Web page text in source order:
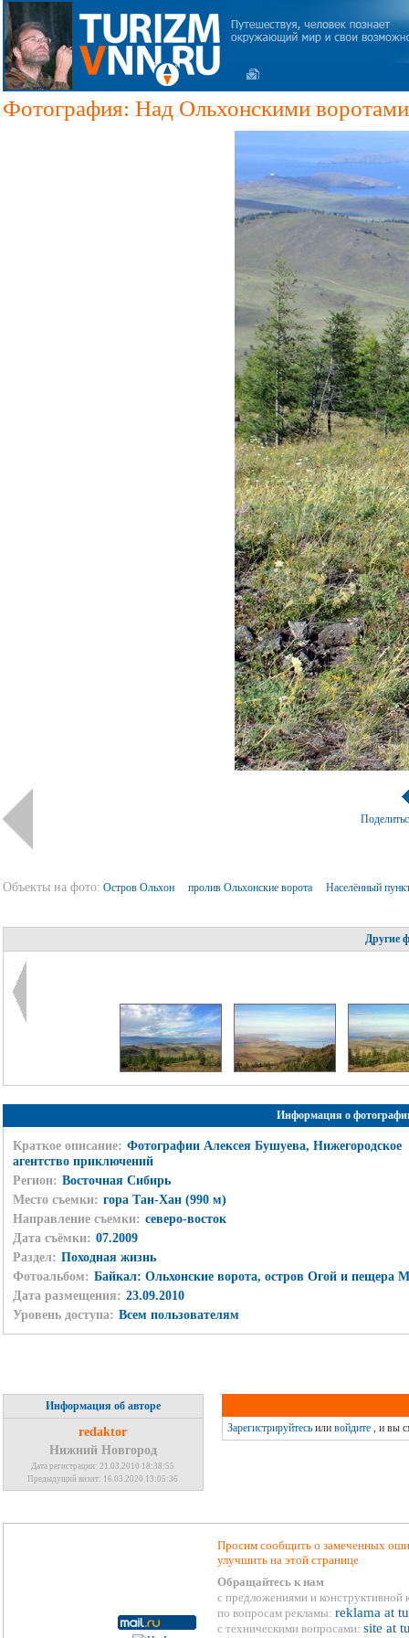
Фотография: Над Ольхонскими воротами
Объекты на фото: Остров Ольхон пролив Ольхонские ворота Населённый
Другие
Информация о
Краткое описание: Фотографии Алексея Бушуева, Нижегородское
агентство приключений
Регион: Восточная Сибирь
Место съемки: гора Тан-Хан (990 м)
Направление съемки: северо-восток
Дата съёмки: 07.2009
Раздел: Походная жизнь
Фотоальбом: Байкал: Ольхонские ворота, остров Огой и пещера
Дата размещения: 23.09.2010
Уровень доступа: Всем пользователям
Информация об авторе
redaktor
Нижний Новгород
Дата регистрации: 21.03.2010 18:38:55
Предыдущий визит: 16.03.2020 13:05:36
Зарегистрируйтесьили войдите, и вы
Просим сообщить о замеченных
улучшить на этой странице
Обращайтесь к нам
с предложениями и конструктивной
по вопросам рекламы: reklama at
с техническими вопросами: site at